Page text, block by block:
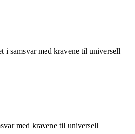
i samsvar med kravene til universell
med kravene til universell